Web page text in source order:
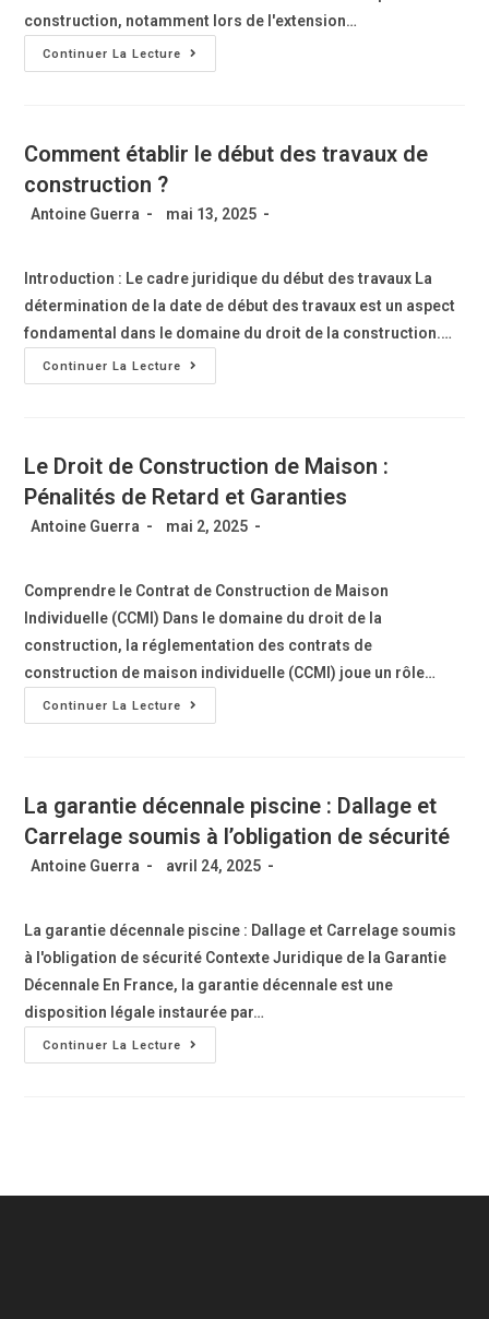
construction, notamment lors de l'extension…
Continuer La Lecture
Comment établir le début des travaux de
construction ?
Antoine Guerra mai 13, 2025
Introduction : Le cadre juridique du début des travaux La
détermination de la date de début des travaux est un aspect
fondamental dans le domaine du droit de la construction.…
Continuer La Lecture
Le Droit de Construction de Maison :
Pénalités de Retard et Garanties
Antoine Guerra mai 2, 2025
Comprendre le Contrat de Construction de Maison
Individuelle (CCMI) Dans le domaine du droit de la
construction, la réglementation des contrats de
construction de maison individuelle (CCMI) joue un rôle…
Continuer La Lecture
La garantie décennale piscine : Dallage et
Carrelage soumis à l’obligation de sécurité
Antoine Guerra avril 24, 2025
La garantie décennale piscine : Dallage et Carrelage soumis
à l'obligation de sécurité Contexte Juridique de la Garantie
Décennale En France, la garantie décennale est une
disposition légale instaurée par…
Continuer La Lecture